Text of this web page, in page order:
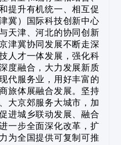
提升有机统一、相互促
冀）国际科技创新中心
天津、河北的协同创新
津冀协同发展不断走深
人才一体发展，强化科
度融合，大力发展新质
代服务业，用好丰富的
旅体展融合发展。坚持
大京郊服务大城市，加
进城乡联动发展、融合
一步全面深化改革，扩
为全国提供可复制可推